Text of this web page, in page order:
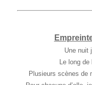
Une nuit
Le long
Plusieurs scènes de